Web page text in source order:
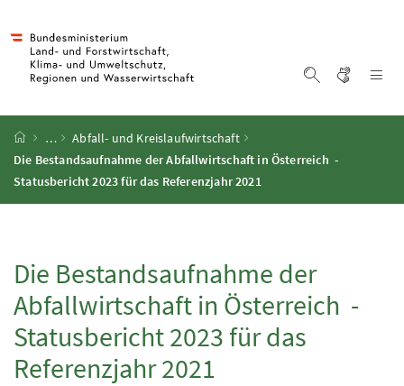
Startseite
…
Abfall- und Kreislaufwirtschaft
Die Bestandsaufnahme der Abfallwirtschaft in Österreich -
Statusbericht 2023 für das Referenzjahr 2021
Die Bestandsaufnahme der
Abfallwirtschaft in Österreich -
Statusbericht 2023 für das
Referenzjahr 2021